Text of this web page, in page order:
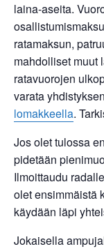
laina-aseita.
ratamaksun,
mahdolliset muut
ratavuorojen
varata
lomakkeella.
Jos olet tulossa
pidetään
Ilmoittaudu
olet ensimmäistä
käydään läpi
Jokaisella